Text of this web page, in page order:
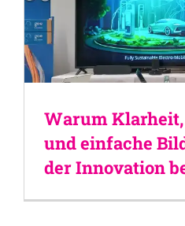
Warum
und einfache
der Innovation